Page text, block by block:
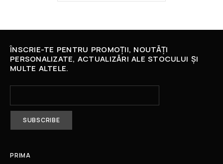
ÎNSCRIE-TE PENTRU PROMOȚII, NOUTĂȚI
PERSONALIZATE, ACTUALIZĂRI ALE STOCULUI ȘI
MULTE ALTELE.
PRIMA